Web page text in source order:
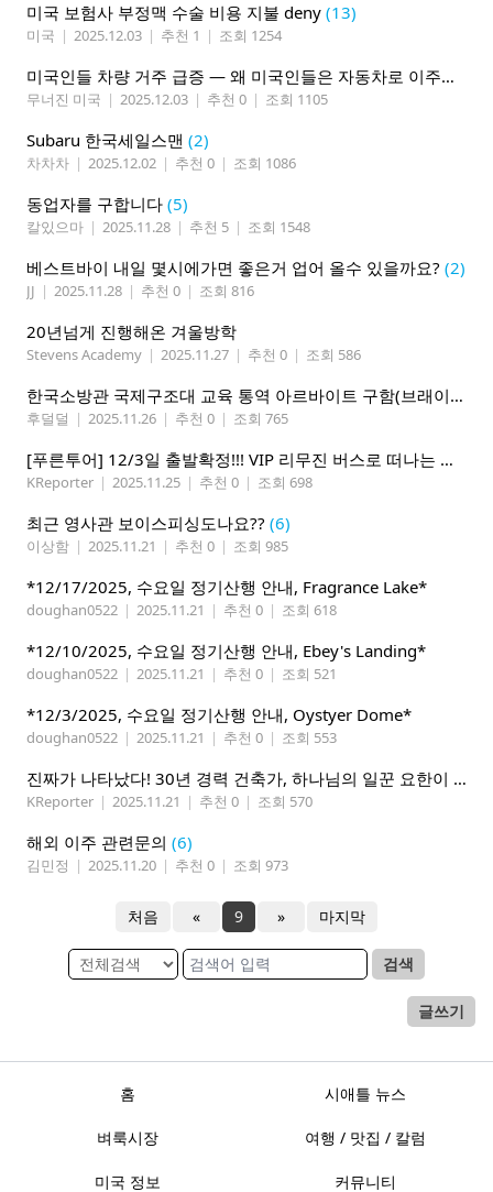
미국 보험사 부정맥 수술 비용 지불 deny (13)
미국 | 2025.12.03 | 추천 1 | 조회 1254
미국인들 차량 거주 급증 — 왜 미국인들은 자동차로 이주하고 있는가
무너진 미국 | 2025.12.03 | 추천 0 | 조회 1105
Subaru 한국세일스맨 (2)
차차차 | 2025.12.02 | 추천 0 | 조회 1086
동업자를 구합니다 (5)
칼있으마 | 2025.11.28 | 추천 5 | 조회 1548
베스트바이 내일 몇시에가면 좋은거 업어 올수 있을까요? (2)
JJ | 2025.11.28 | 추천 0 | 조회 816
20년넘게 진행해온 겨울방학
Stevens Academy | 2025.11.27 | 추천 0 | 조회 586
한국소방관 국제구조대 교육 통역 아르바이트 구함(브래이머튼 지역)
후덜덜 | 2025.11.26 | 추천 0 | 조회 765
[푸른투어] 12/3일 출발확정!!! VIP 리무진 버스로 떠나는 애틀란타에서 마이애미 5박6일
KReporter | 2025.11.25 | 추천 0 | 조회 698
최근 영사관 보이스피싱도나요?? (6)
이상함 | 2025.11.21 | 추천 0 | 조회 985
*12/17/2025, 수요일 정기산행 안내, Fragrance Lake*
doughan0522 | 2025.11.21 | 추천 0 | 조회 618
*12/10/2025, 수요일 정기산행 안내, Ebey's Landing*
doughan0522 | 2025.11.21 | 추천 0 | 조회 521
*12/3/2025, 수요일 정기산행 안내, Oystyer Dome*
doughan0522 | 2025.11.21 | 추천 0 | 조회 553
진짜가 나타났다! 30년 경력 건축가, 하나님의 일꾼 요한이 책임 시공합니다.
KReporter | 2025.11.21 | 추천 0 | 조회 570
해외 이주 관련문의 (6)
김민정 | 2025.11.20 | 추천 0 | 조회 973
처음 « 9 » 마지막
검색
글쓰기
홈 시애틀 뉴스
벼룩시장 여행 / 맛집 / 칼럼
미국 정보 커뮤니티